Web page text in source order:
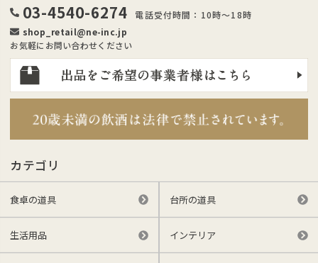
03-4540-6274
電話受付時間：10時～18時
shop_retail@ne-inc.jp
お気軽にお問い合わせください
カテゴリ
食卓の道具 台所の道具
生活用品 インテリア